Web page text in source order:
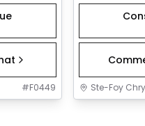
#F0449 Ste-Foy
Très bonne